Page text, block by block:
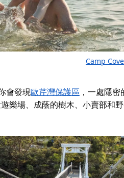
Camp Cove
會發現歐芹灣保護區 ，一處隱
樂場、成蔭的樹木、小賣部和